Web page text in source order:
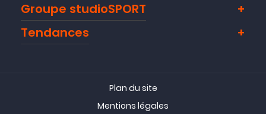
Groupe studioSPORT
Tendances
Plan du site
Mentions légales